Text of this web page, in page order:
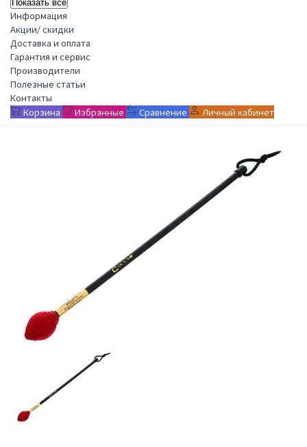
Показать все
Информация
Акции/ скидки
Доставка и оплата
Гарантия и сервис
Производители
Полезные статьи
Контакты
Корзина
Избранные Сравнение Личный кабинет